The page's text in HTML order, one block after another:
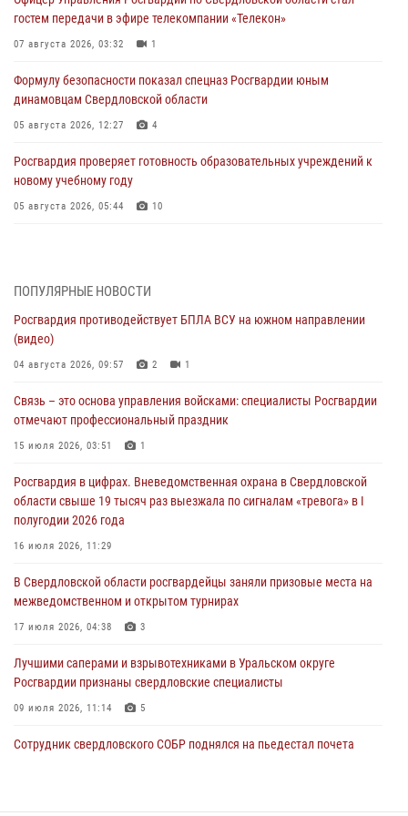
гостем передачи в эфире телекомпании «Телекон»
07 августа 2026, 03:32 1
Формулу безопасности показал спецназ Росгвардии юным
динамовцам Свердловской области
05 августа 2026, 12:27 4
Росгвардия проверяет готовность образовательных учреждений к
новому учебному году
05 августа 2026, 05:44 10
04 августа 2026, 09:57 2
Росгвардия приняла участие в обеспечении безопасности Дня
города в Екатеринбурге
03 августа 2026, 07:43 3
Росгвардия приняла участие в межведомственном
антитеррористическом учении в Свердловской области
31 июля 2026, 12:27 1
Росгвардия обеспечивает безопасность граждан на южном
направлении
31 июля 2026, 06:56
рассказал об итогах работы подразделения в эфире телекомпании
«Телекон»
30 июля 2026, 11:33 1
ПОПУЛЯРНЫЕ НОВОСТИ
Росгвардия противодействует БПЛА ВСУ на южном направлении
(видео)
04 августа 2026, 09:57 2 1
Связь – это основа управления войсками: специалисты Росгвардии
отмечают профессиональный праздник
15 июля 2026, 03:51 1
Росгвардия в цифрах. Вневедомственная охрана в Свердловской
области свыше 19 тысяч раз выезжала по сигналам «тревога» в I
полугодии 2026 года
16 июля 2026, 11:29
В Свердловской области росгвардейцы заняли призовые места на
межведомственном и открытом турнирах
17 июля 2026, 04:38 3
Лучшими саперами и взрывотехниками в Уральском округе
Росгвардии признаны свердловские специалисты
09 июля 2026, 11:14 5
Сотрудник свердловского СОБР поднялся на пьедестал почета